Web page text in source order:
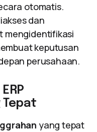
otomatis.
dan
mengidentifikasi
keputusan
perusahaan.
Tepat
yang tepat